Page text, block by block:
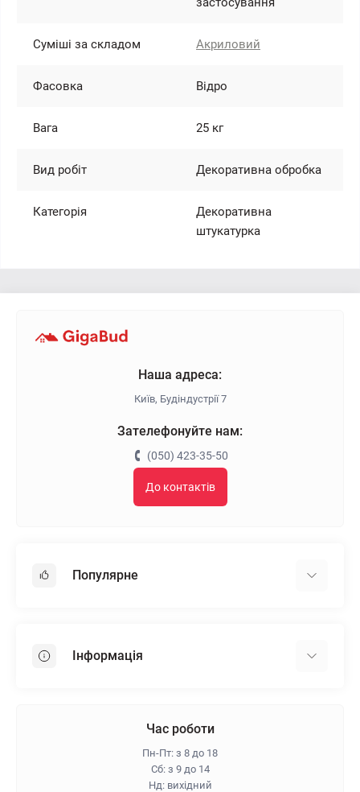
Суміші за складом Акриловий
Фасовка Відро
Вага 25 кг
Вид робіт Декоративна обробка
Категорія
Декоративна
штукатурка
Наша адреса:
Київ, Будіндустрії 7
Зателефонуйте нам:
(050) 423-35-50
До контактів
Популярне
Пінопласт
Інформація
Гарантія та повернення
Час роботи
Пн-Пт: з 8 до 18
Сб: з 9 до 14
Нд: вихідний